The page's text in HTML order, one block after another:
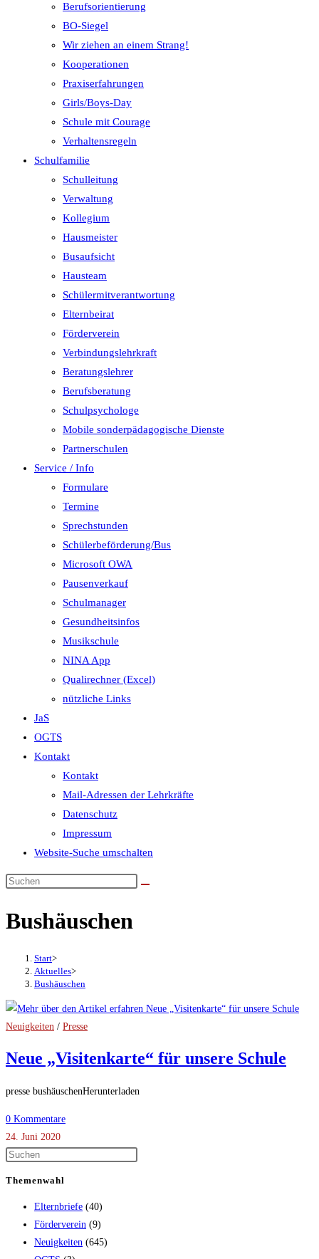
Berufsorientierung
BO-Siegel
Wir ziehen an einem Strang!
Kooperationen
Praxiserfahrungen
Girls/Boys-Day
Schule mit Courage
Verhaltensregeln
Schulfamilie
Schulleitung
Verwaltung
Kollegium
Hausmeister
Busaufsicht
Hausteam
Schülermitverantwortung
Elternbeirat
Förderverein
Verbindungslehrkraft
Beratungslehrer
Berufsberatung
Schulpsychologe
Mobile sonderpädagogische Dienste
Partnerschulen
Service / Info
Formulare
Termine
Sprechstunden
Schülerbeförderung/Bus
Microsoft OWA
Pausenverkauf
Schulmanager
Gesundheitsinfos
Musikschule
NINA App
Qualirechner (Excel)
nützliche Links
JaS
OGTS
Kontakt
Kontakt
Mail-Adressen der Lehrkräfte
Datenschutz
Impressum
Website-Suche umschalten
Bushäuschen
Start>
Aktuelles>
Bushäuschen
Neuigkeiten / Presse
Neue „Visitenkarte“ für unsere Schule
presse bushäuschenHerunterladen
0 Kommentare
24. Juni 2020
Themenwahl
Elternbriefe (40)
Förderverein (9)
Neuigkeiten (645)